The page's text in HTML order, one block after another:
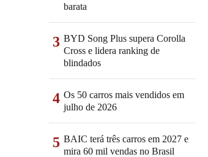
barata
3 BYD Song Plus supera Corolla
Cross e lidera ranking de
blindados
4 Os 50 carros mais vendidos em
julho de 2026
5 BAIC terá três carros em 2027 e
mira 60 mil vendas no Brasil